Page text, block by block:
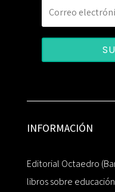
INFORMACIÓN
Editorial Octaedro
libros sobre